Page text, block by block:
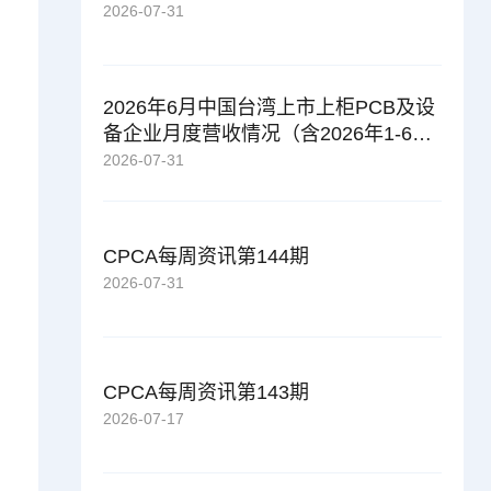
2026-07-31
2026年6月中国台湾上市上柜PCB及设
备企业月度营收情况（含2026年1-6
月）
2026-07-31
CPCA每周资讯第144期
2026-07-31
CPCA每周资讯第143期
2026-07-17